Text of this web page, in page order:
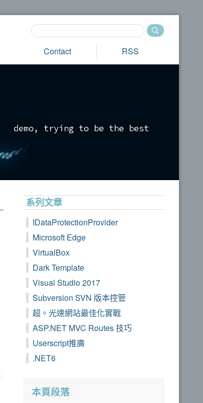
Contact RSS
demo, tryi ng to be the best
系列文章
IDataProtectionProvider
Microsoft Edge
VirtualBox
Dark Template
Visual Studio 2017
Subversion SVN 版本控管
超。光速網站最佳化實戰
ASP.NET MVC Routes 技巧
Userscript推廣
.NET6
本頁段落